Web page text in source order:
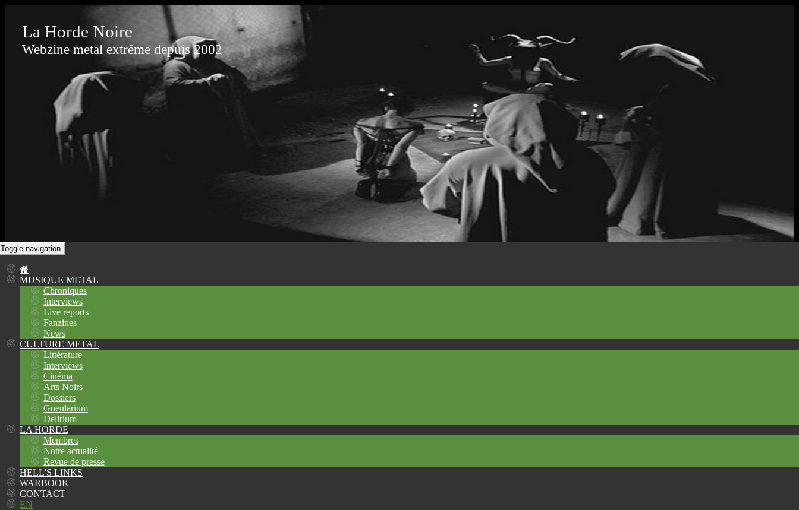
La Horde Noire
Webzine metal extrême depuis 2002
Toggle navigation
MUSIQUE METAL
Chroniques
Interviews
Live reports
Fanzines
News
CULTURE METAL
Littérature
Interviews
Cinéma
Arts Noirs
Dossiers
Gueularium
Delirium
LA HORDE
Membres
Notre actualité
Revue de presse
HELL'S LINKS
WARBOOK
CONTACT
EN